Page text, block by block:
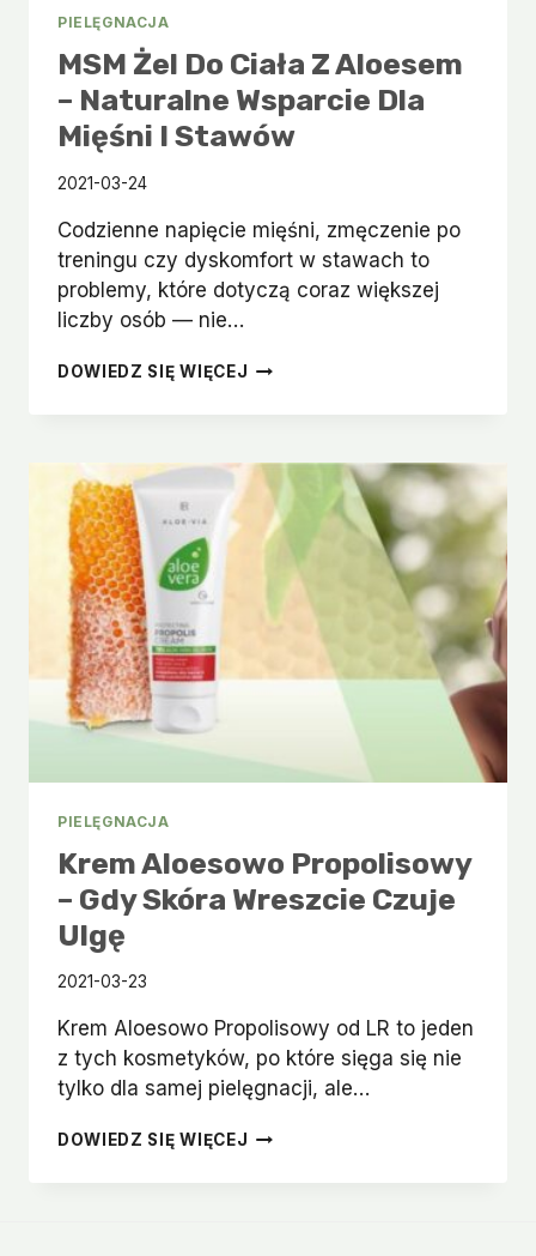
PIELĘGNACJA
MSM Żel Do Ciała Z Aloesem
– Naturalne Wsparcie Dla
Mięśni I Stawów
2021-03-24
Codzienne napięcie mięśni, zmęczenie po
treningu czy dyskomfort w stawach to
problemy, które dotyczą coraz większej
liczby osób — nie…
DOWIEDZ SIĘ WIĘCEJ MSM
Z
ALOESEM
NATURALNE
WSPARCIE
MIĘŚNI
PIELĘGNACJA
Krem Aloesowo Propolisowy
– Gdy Skóra Wreszcie Czuje
Ulgę
2021-03-23
Krem Aloesowo Propolisowy od LR to jeden
z tych kosmetyków, po które sięga się nie
tylko dla samej pielęgnacji, ale…
DOWIEDZ SIĘ WIĘCEJ KREM